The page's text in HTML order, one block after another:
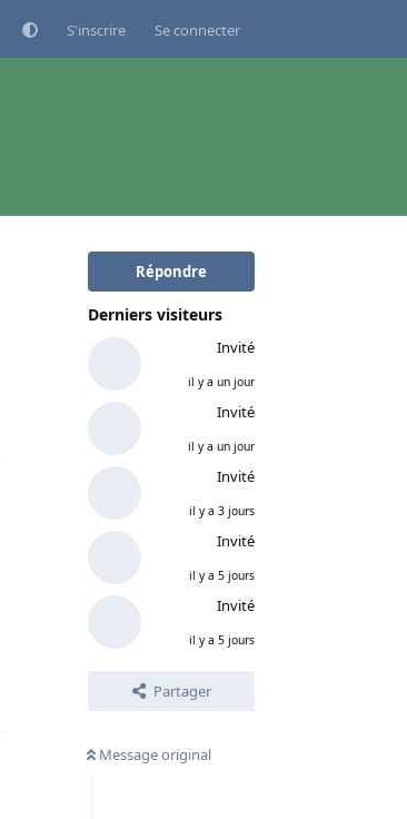
S'inscrire Se connecter
Répondre
Derniers visiteurs
Invité
il y a un jour
Invité
il y a un jour
Invité
il y a 3 jours
Invité
il y a 5 jours
Invité
il y a 5 jours
Partager
Message original